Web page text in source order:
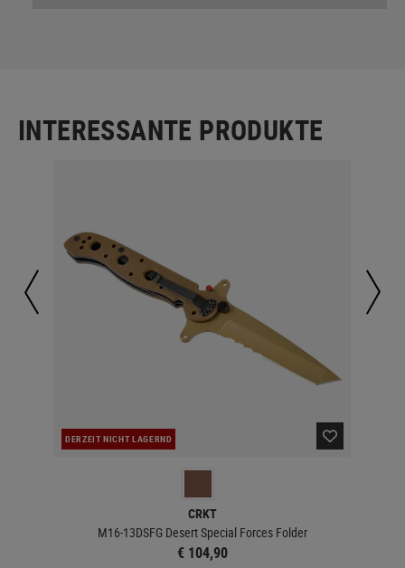
INTERESSANTE PRODUKTE
DERZEIT NICHT LAGERND
CRKT
M16-13DSFG Desert Special Forces Folder
€ 104,90